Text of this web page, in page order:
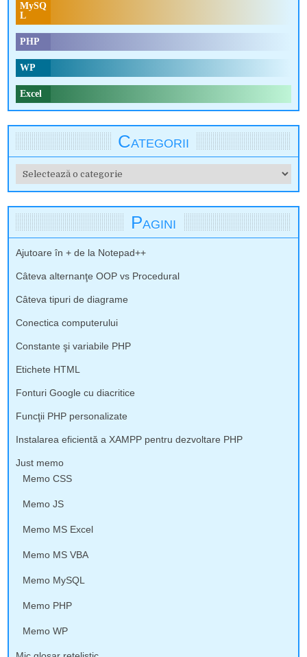
MySQ
L
PHP
WP
Excel
Categorii
Categorii
Pagini
Ajutoare în + de la Notepad++
Câteva alternanţe OOP vs Procedural
Câteva tipuri de diagrame
Conectica computerului
Constante şi variabile PHP
Etichete HTML
Fonturi Google cu diacritice
Funcţii PHP personalizate
Instalarea eficientă a XAMPP pentru dezvoltare PHP
Just memo
Memo CSS
Memo JS
Memo MS Excel
Memo MS VBA
Memo MySQL
Memo PHP
Memo WP